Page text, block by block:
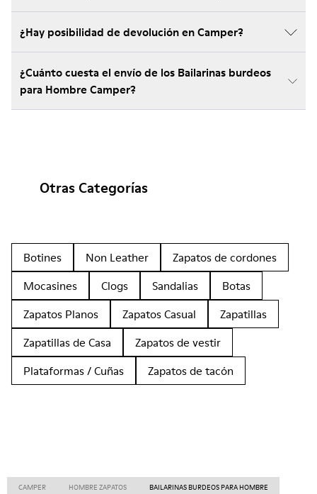
¿Hay posibilidad de devolución en Camper?
¿Cuánto cuesta el envío de los Bailarinas burdeos
para Hombre Camper?
Otras Categorías
Botines Non Leather
Zapatos de cordones
Mocasines
Clogs Sandalias
Botas
Zapatos Planos
Zapatos Casual
Zapatillas
Zapatillas de Casa
Zapatos de vestir
Plataformas / Cuñas
Zapatos de tacón
CAMPER HOMBRE ZAPATOS BAILARINAS BURDEOS PARA HOMBRE